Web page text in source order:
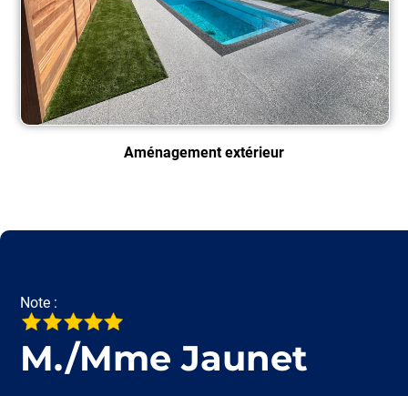
Aménagement extérieur
Note :
M./Mme Jaunet